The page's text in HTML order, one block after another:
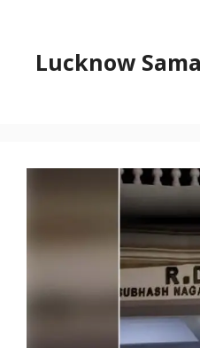
contentLucknow